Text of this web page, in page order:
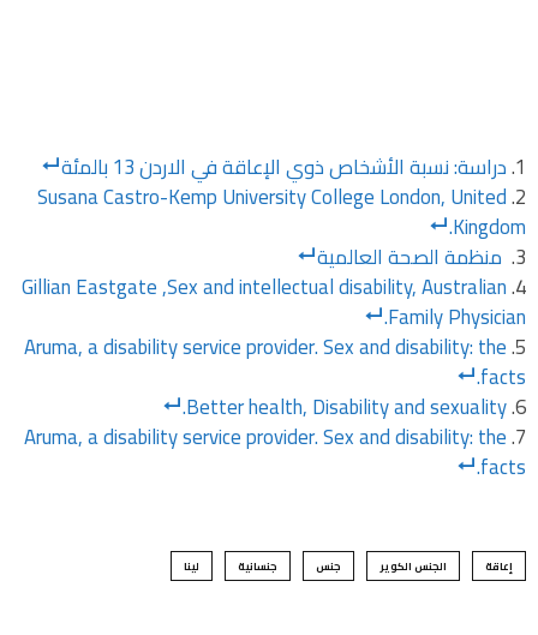
دراسة: نسبة الأشخاص ذوي الإعاقة في الاردن 13 بالمئة
Susana Castro-Kemp University College London, United
Kingdom.
منظمة الصحة العالمية
Gillian Eastgate ,Sex and intellectual disability, Australian
Family Physician.
Aruma, a disability service provider. Sex and disability: the
facts.
Better health, Disability and sexuality.
Aruma, a disability service provider. Sex and disability: the
facts.
إعاقة الجنس الكوير جنس جنسانية لينا